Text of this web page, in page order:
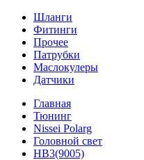
Шланги
Фитинги
Прочее
Патрубки
Маслокулеры
Датчики
Главная
Тюнинг
Nissei Polarg
Головной свет
HB3(9005)